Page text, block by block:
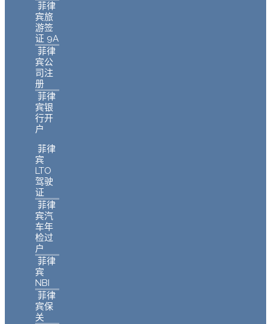
菲律
宾旅
游签
证 9A
菲律
宾公
司注
册
菲律
宾银
行开
户
菲律
宾
LTO
驾驶
证
菲律
宾汽
车年
检过
户
菲律
宾
NBI
菲律
宾保
关